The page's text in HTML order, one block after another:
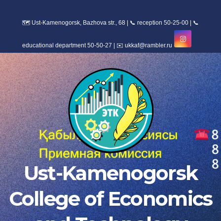
Ust-Kamenogorsk
College of Economics